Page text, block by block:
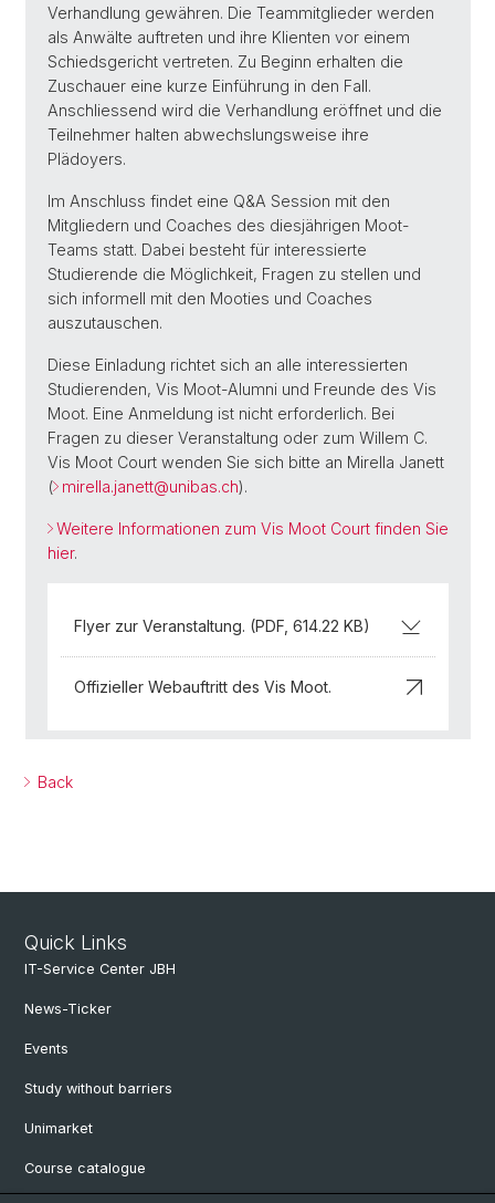
Verhandlung gewähren. Die Teammitglieder werden
als Anwälte auftreten und ihre Klienten vor einem
Schiedsgericht vertreten. Zu Beginn erhalten die
Zuschauer eine kurze Einführung in den Fall.
Anschliessend wird die Verhandlung eröffnet und die
Teilnehmer halten abwechslungsweise ihre
Plädoyers.
Im Anschluss findet eine Q&A Session mit den
Mitgliedern und Coaches des diesjährigen Moot-
Teams statt. Dabei besteht für interessierte
Studierende die Möglichkeit, Fragen zu stellen und
sich informell mit den Mooties und Coaches
auszutauschen.
Diese Einladung richtet sich an alle interessierten
Studierenden, Vis Moot-Alumni und Freunde des Vis
Moot. Eine Anmeldung ist nicht erforderlich. Bei
Fragen zu dieser Veranstaltung oder zum Willem C.
Vis Moot Court wenden Sie sich bitte an Mirella Janett
( mirella.janett@unibas.ch).
Weitere Informationen zum Vis Moot Court finden Sie
hier.
Flyer zur Veranstaltung. (PDF, 614.22 KB)
Offizieller Webauftritt des Vis Moot.
Back
Quick Links
IT-Service Center JBH
News-Ticker
Events
Study without barriers
Unimarket
Course catalogue